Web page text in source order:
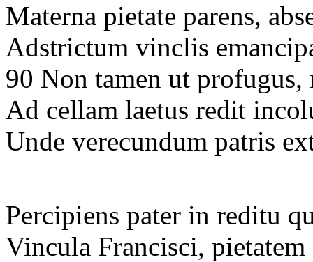
Materna pietate parens,
Adstrictum vinclis
90 Non tamen ut
Ad cellam laetus redit
Unde verecundum patris
Percipiens pater in reditu
Vincula Francisci,